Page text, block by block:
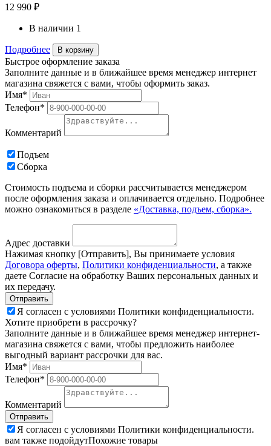
12 990 ₽
В наличии 1
Подробнее В корзину
Быстрое оформление заказа
Заполните данные и в ближайшее время менеджер интернет
магазина свяжется с вами, чтобы оформить заказ.
Имя*
Телефон*
Комментарий
Подъем
Сборка
Стоимость подъема и сборки рассчитывается менеджером
после оформления заказа и оплачивается отдельно. Подробнее
можно ознакомиться в разделе «Доставка, подъем, сборка».
Адрес доставки
Нажимая кнопку [Отправить], Вы принимаете условия
Договора оферты, Политики конфиденциальности, а также
даете Согласие на обработку Ваших персональных данных и
их передачу.
Я согласен с условиями Политики конфиденциальности.
Хотите приобрети в рассрочку?
Заполните данные и в ближайшее время менеджер интернет-
магазина свяжется с вами, чтобы предложить наиболее
выгодный вариант рассрочки для вас.
Имя*
Телефон*
Комментарий
Я согласен с условиями Политики конфиденциальности.
вам также подойдутПохожие товары